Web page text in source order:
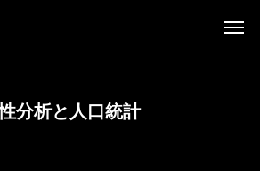
分析と人口統計